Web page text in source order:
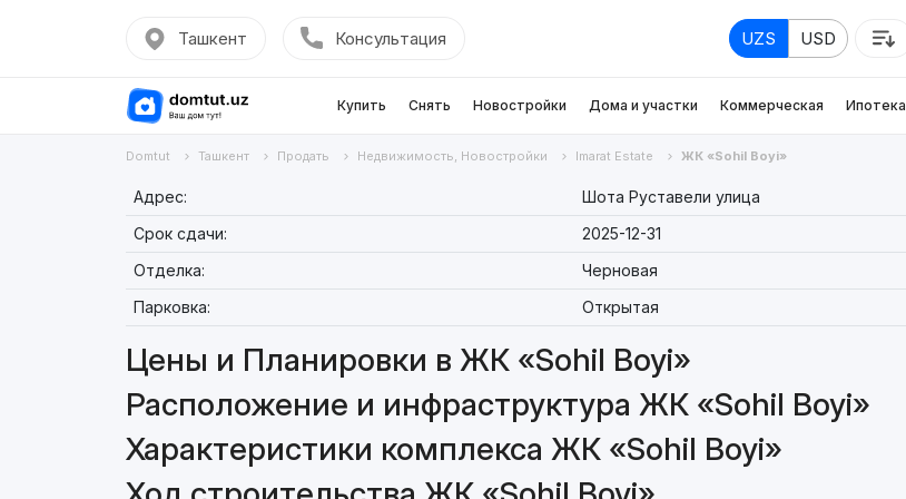
Ташкент Консультация UZS USD
Купить Снять Новостройки Дома и участки Коммерческая Ипотека
Domtut Ташкент Продать Недвижимость, Новостройки Imarat Estate ЖК «Sohil Boyi»
Адрес:
Шота Руставели улица
Срок сдачи:
2025-12-31
Отделка:
Черновая
Парковка:
Открытая
Цены и Планировки в ЖК «Sohil Boyi»
Расположение и инфраструктура ЖК «Sohil Boyi»
Характеристики комплекса ЖК «Sohil Boyi»